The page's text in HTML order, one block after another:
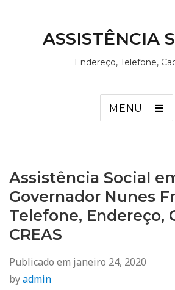
ASSISTÊNCIA
Endereço, Telefone,
MENU
Assistência Social
Governador Nunes
Telefone, Endereço,
CREAS
Publicado em janeiro 24, 2020
byadmin